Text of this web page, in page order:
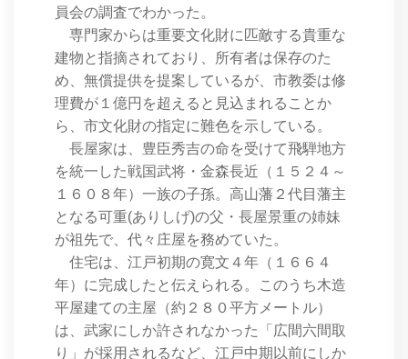
員会の調査でわかった。
専門家からは重要文化財に匹敵する貴重な
建物と指摘されており、所有者は保存のた
め、無償提供を提案しているが、市教委は修
理費が１億円を超えると見込まれることか
ら、市文化財の指定に難色を示している。
長屋家は、豊臣秀吉の命を受けて飛騨地方
を統一した戦国武将・金森長近（１５２４～
１６０８年）一族の子孫。高山藩２代目藩主
となる可重(ありしげ)の父・長屋景重の姉妹
が祖先で、代々庄屋を務めていた。
住宅は、江戸初期の寛文４年（１６６４
年）に完成したと伝えられる。このうち木造
平屋建ての主屋（約２８０平方メートル）
は、武家にしか許されなかった「広間六間取
り」が採用されるなど、江戸中期以前にしか